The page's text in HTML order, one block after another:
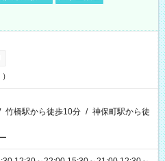
竹橋駅から徒歩10分 / 神保町駅から徒